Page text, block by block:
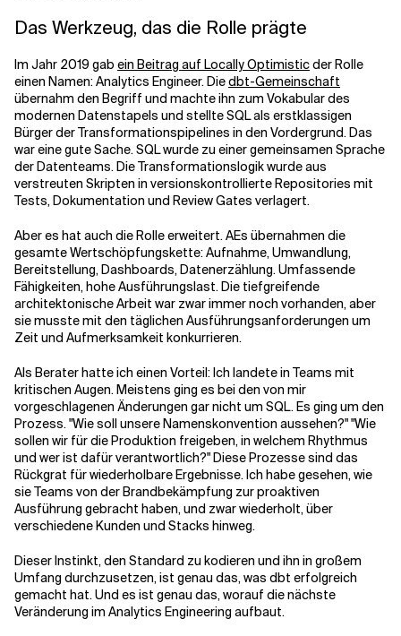
Das Werkzeug, das die Rolle prägte
Im Jahr 2019 gab ein Beitrag auf Locally Optimisticder Rolle
einen Namen: Analytics Engineer. Diedbt-Gemeinschaft
übernahm den Begriff und machte ihn zum Vokabular des
modernen Datenstapels und stellte SQL als erstklassigen
Bürger der Transformationspipelines in den Vordergrund. Das
war eine gute Sache. SQL wurde zu einer gemeinsamen Sprache
der Datenteams. Die Transformationslogik wurde aus
verstreuten Skripten in versionskontrollierte Repositories mit
Tests, Dokumentation und Review Gates verlagert.
Aber es hat auch die Rolle erweitert. AEs übernahmen die
gesamte Wertschöpfungskette: Aufnahme, Umwandlung,
Bereitstellung, Dashboards, Datenerzählung. Umfassende
Fähigkeiten, hohe Ausführungslast. Die tiefgreifende
architektonische Arbeit war zwar immer noch vorhanden, aber
sie musste mit den täglichen Ausführungsanforderungen um
Zeit und Aufmerksamkeit konkurrieren.
Als Berater hatte ich einen Vorteil: Ich landete in Teams mit
kritischen Augen. Meistens ging es bei den von mir
vorgeschlagenen Änderungen gar nicht um SQL. Es ging um den
Prozess. "Wie soll unsere Namenskonvention aussehen?" "Wie
sollen wir für die Produktion freigeben, in welchem Rhythmus
und wer ist dafür verantwortlich?" Diese Prozesse sind das
Rückgrat für wiederholbare Ergebnisse. Ich habe gesehen, wie
sie Teams von der Brandbekämpfung zur proaktiven
Ausführung gebracht haben, und zwar wiederholt, über
verschiedene Kunden und Stacks hinweg.
Dieser Instinkt, den Standard zu kodieren und ihn in großem
Umfang durchzusetzen, ist genau das, was dbt erfolgreich
gemacht hat. Und es ist genau das, worauf die nächste
Veränderung im Analytics Engineering aufbaut.